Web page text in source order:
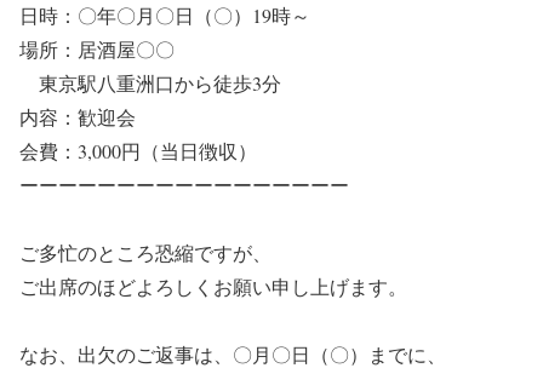
日時：〇年〇月〇日（〇）19時～
場所：居酒屋〇〇
東京駅八重洲口から徒歩3分
内容：歓迎会
会費：3,000円（当日徴収）
ーーーーーーーーーーーーーーーーー
ご多忙のところ恐縮ですが、
ご出席のほどよろしくお願い申し上げます。
なお、出欠のご返事は、〇月〇日（〇）までに、